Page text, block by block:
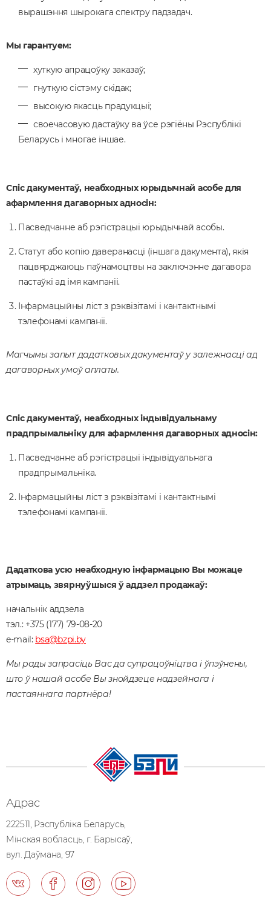
вырашэння шырокага спектру падзадач.
Мы гарантуем:
хуткую апрацоўку заказаў;
гнуткую сістэму скідак;
высокую якасць прадукцыі;
своечасовую дастаўку ва ўсе рэгіёны Рэспублікі
Беларусь і многае іншае.
Спіс дакументаў, неабходных юрыдычнай асобе для
афармлення дагаворных адносін:
Пасведчанне аб рэгістрацыі юрыдычнай асобы.
Статут або копію даверанасці (іншага дакумента), якія
пацвярджаюць паўнамоцтвы на заключэнне дагавора
пастаўкі ад імя кампаніі.
Інфармацыйны ліст з рэквізітамі і кантактнымі
тэлефонамі кампаніі.
Магчымы запыт дадатковых дакументаў у залежнасці ад
дагаворных умоў аплаты.
Спіс дакументаў, неабходных індывідуальнаму
прадпрымальніку для афармлення дагаворных адносін:
Пасведчанне аб рэгістрацыі індывідуальнага
прадпрымальніка.
Інфармацыйны ліст з рэквізітамі і кантактнымі
тэлефонамі кампаніі.
Дадаткова усю неабходную інфармацыю Вы можаце
атрымаць, звярнуўшыся ў аддзел продажаў:
начальнік аддзела
тэл.: +375 (177) 79-08-20
e-mail: bsa@bzpi.by
Мы рады запрасіць Вас да супрацоўніцтва і ўпэўнены,
што ў нашай асобе Вы знойдзеце надзейнага і
пастаяннага партнёра!
Адрас
222511, Рэспублiка Беларусь,
Мiнская вобласць, г. Барысаў,
вул. Даўмана, 97